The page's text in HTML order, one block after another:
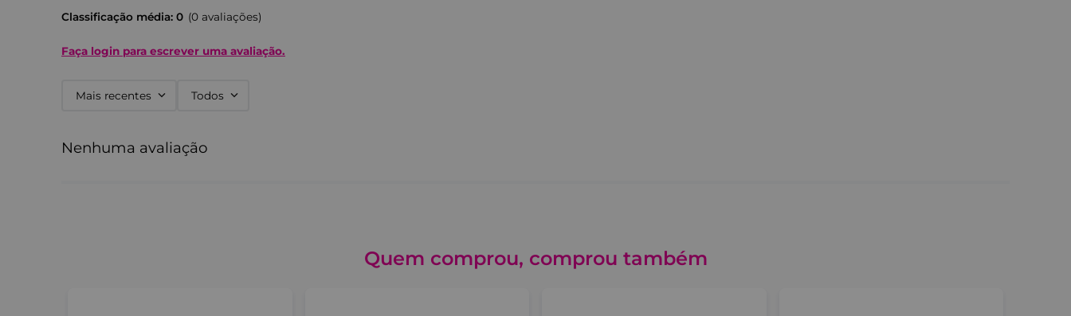
Classificação média: 0 (0 avaliações)
Faça login para escrever uma avaliação.
Mais recentes Todos
Nenhuma avaliação
Quem comprou, comprou também